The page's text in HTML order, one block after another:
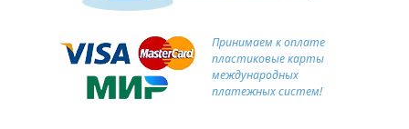
Принимаем к оплате
пластиковые карты
международных
платежных систем!